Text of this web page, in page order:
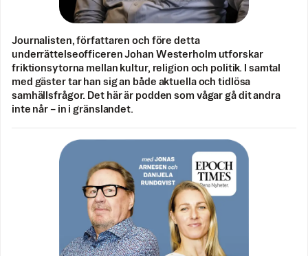
Journalisten, författaren och före detta
underrättelseofficeren Johan Westerholm utforskar
friktionsytorna mellan kultur, religion och politik. I samtal
med gäster tar han sig an både aktuella och tidlösa
samhällsfrågor. Det här är podden som vågar gå dit andra
inte når – in i gränslandet.